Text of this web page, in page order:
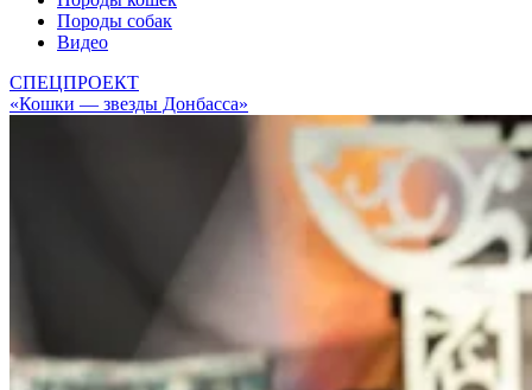
Породы собак
Видео
СПЕЦПРОЕКТ
«Кошки — звезды Донбасса»